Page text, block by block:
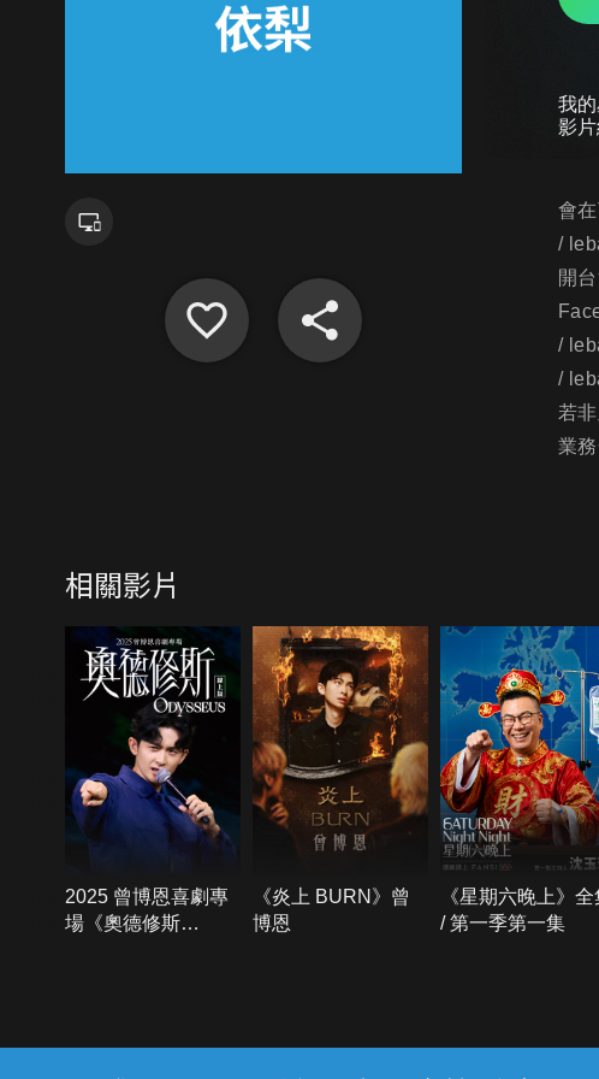
我
影
會
/
開
/
/
若
業
相關影片
2025 曾博恩喜劇專
場《奧德修斯
《炎上 BURN》曾
博恩
《星期六晚上》全
/ 第一季第一集